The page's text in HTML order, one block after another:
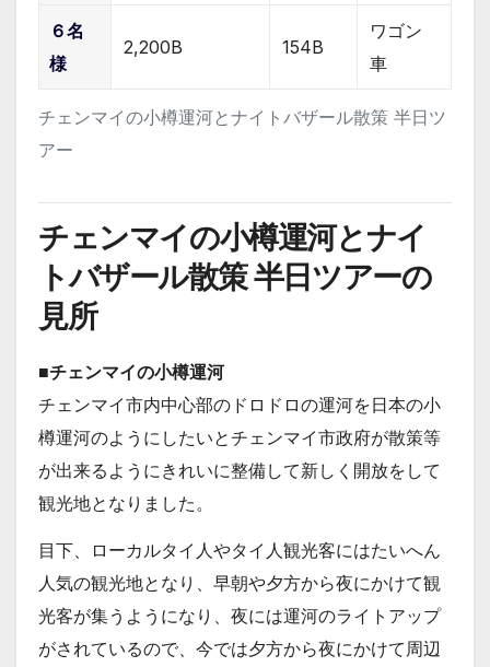
チェンマイの小樽運河とナイトバザール散策 半日ツ
アー
６名
様
2,200B 154B
ワゴン
車
チェンマイの小樽運河とナイ
トバザール散策 半日ツアーの
見所
■チェンマイの小樽運河
チェンマイ市内中心部のドロドロの運河を日本の小
樽運河のようにしたいとチェンマイ市政府が散策等
が出来るようにきれいに整備して新しく開放をして
観光地となりました。
目下、ローカルタイ人やタイ人観光客にはたいへん
人気の観光地となり、早朝や夕方から夜にかけて観
光客が集うようになり、夜には運河のライトアップ
がされているので、今では夕方から夜にかけて周辺